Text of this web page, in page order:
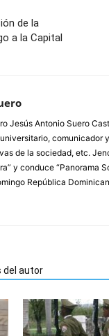
de la
a la Capital
Jesús Antonio Suero
comunicador
de la sociedad, etc.
y conduce “Panorama
República
del autor